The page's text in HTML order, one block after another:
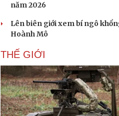
năm 2026
Lên biên giới xem bí ngô
Hoành Mô
THẾ GIỚI